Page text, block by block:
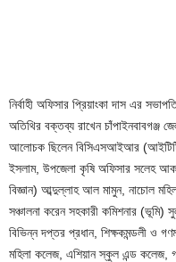
নির্বাহী অফিসার প্রিয়াংকা দাস এর
অতিথির বক্তব্য রাখেন চাঁপাইনবাবগঞ্জ
আলোচক ছিলেন বিসিএসআইআর
ইসলাম, উপজেলা কৃষি অফিসার সলেহ
বিজ্ঞান) আব্দুল্লাহ আল মামুন, নাচোল
সঞ্চালনা করেন সহকারী কমিশনার (ভূমি)
বিভিন্ন দপ্তর প্রধান, শিক্ষকমন্ডলী ও
মহিলা কলেজ, এশিয়ান স্কুল এন্ড কলেজ,